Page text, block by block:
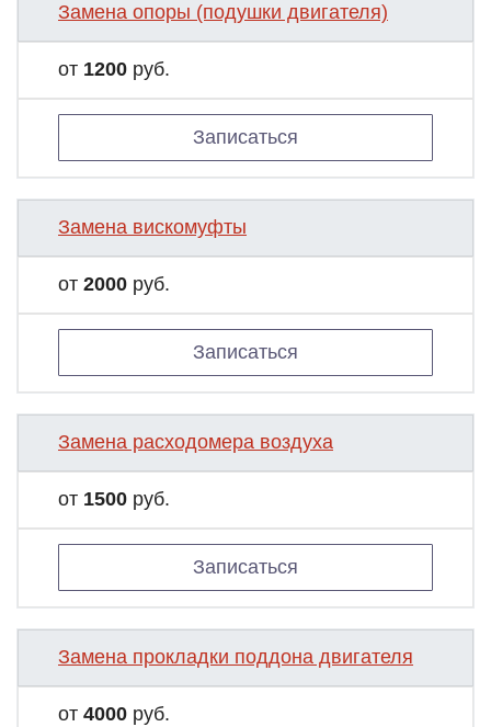
Замена опоры (подушки двигателя)
от 1200 руб.
Записаться
Замена вискомуфты
от 2000 руб.
Записаться
Замена расходомера воздуха
от 1500 руб.
Записаться
Замена прокладки поддона двигателя
от 4000 руб.